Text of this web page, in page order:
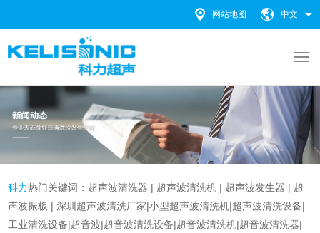
网站地图 中文
科力热门关键词： 超声波清洗器 | 超声波清洗机 | 超声波发生器 | 超
声波振板 |深圳超声波清洗厂家|小型超声波清洗机|超声波清洗设备|
工业清洗设备|超音波|超音波清洗设备|超音波清洗机|超音波清洗器|